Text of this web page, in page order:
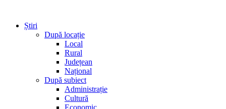
Știri
După locație
Local
Rural
Județean
Național
După subiect
Administrație
Cultură
Economic